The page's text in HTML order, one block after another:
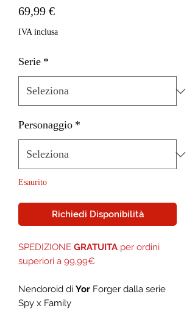
69,99 €Prezzo
IVA inclusa
Serie *
Personaggio *
Esaurito
Richiedi Disponibilità
SPEDIZIONE GRATUITA per ordini
superiori a 99,99€
Nendoroid di Yor Forger dalla serie
Spy x Family